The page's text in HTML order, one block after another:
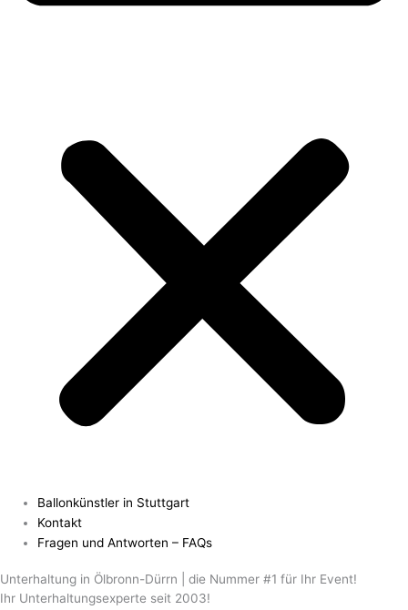
Ballonkünstler in Stuttgart
Kontakt
Fragen und Antworten – FAQs
Unterhaltung in Ölbronn-Dürrn | die Nummer #1 für Ihr Event!
Ihr Unterhaltungsexperte seit 2003!